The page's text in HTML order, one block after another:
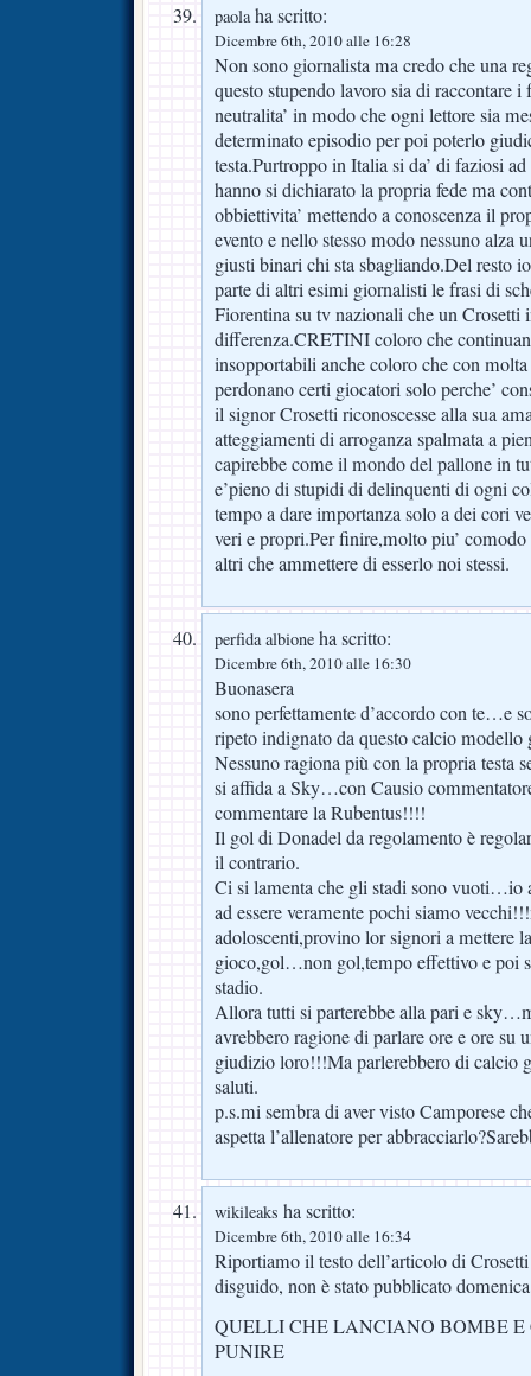
paolaha scritto:
Dicembre 6th, 2010 alle 16:28
Non sono giornalista ma credo che una
questo stupendo lavoro sia di raccontare i
neutralita’ in modo che ogni lettore sia
determinato episodio per poi poterlo
testa.Purtroppo in Italia si da’ di faziosi
hanno si dichiarato la propria fede ma
obbiettivita’ mettendo a conoscenza il
evento e nello stesso modo nessuno alza
giusti binari chi sta sbagliando.Del resto
parte di altri esimi giornalisti le frasi di
Fiorentina su tv nazionali che un Crosetti
differenza.CRETINI coloro che
insopportabili anche coloro che con
perdonano certi giocatori solo perche’
il signor Crosetti riconoscesse alla sua
atteggiamenti di arroganza spalmata a
capirebbe come il mondo del pallone in
e’pieno di stupidi di delinquenti di ogni
tempo a dare importanza solo a dei cori
veri e propri.Per finire,molto piu’
altri che ammettere di esserlo noi stessi.
perfida albione ha scritto:
Dicembre 6th, 2010 alle 16:30
Buonasera
sono perfettamente d’accordo con te…e
ripeto indignato da questo calcio modello
Nessuno ragiona più con la propria testa
si affida a Sky…con Causio
commentare la Rubentus!!!!
Il gol di Donadel da regolamento è
il contrario.
Ci si lamenta che gli stadi sono vuoti…io
ad essere veramente pochi siamo
adoloscenti,provino lor signori a mettere
gioco,gol…non gol,tempo effettivo e poi
stadio.
Allora tutti si parterebbe alla pari e
avrebbero ragione di parlare ore e ore su
giudizio loro!!!Ma parlerebbero di calcio
saluti.
p.s.mi sembra di aver visto Camporese
aspetta l’allenatore per
wikileaks ha scritto:
Dicembre 6th, 2010 alle 16:34
Riportiamo il testo dell’articolo di
disguido, non è stato pubblicato
QUELLI CHE LANCIANO BOMBE E
PUNIRE